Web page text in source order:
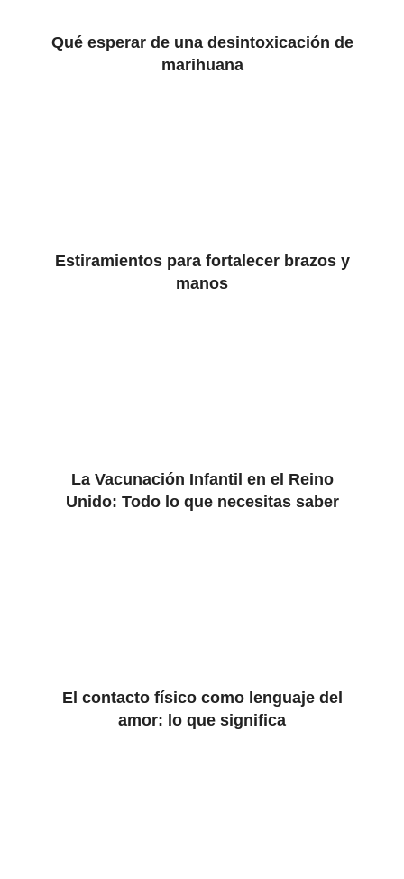
Qué esperar de una desintoxicación de
marihuana
Estiramientos para fortalecer brazos y
manos
La Vacunación Infantil en el Reino
Unido: Todo lo que necesitas saber
El contacto físico como lenguaje del
amor: lo que significa